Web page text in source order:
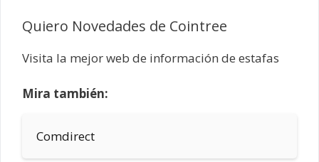
Quiero Novedades de Cointree
Visita la mejor web de información de estafas
Mira también:
Comdirect